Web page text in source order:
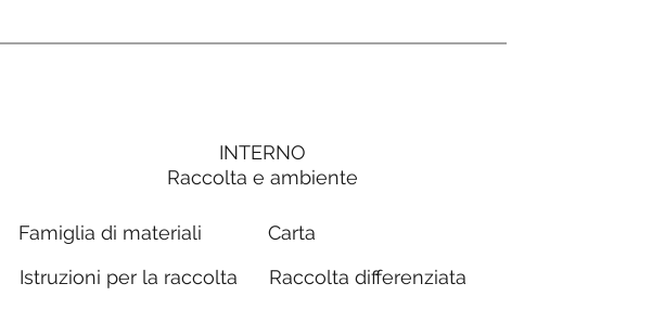
INTERNO
Raccolta e ambiente
Famiglia di materiali
Istruzioni per la raccolta
Carta
Raccolta differenziata